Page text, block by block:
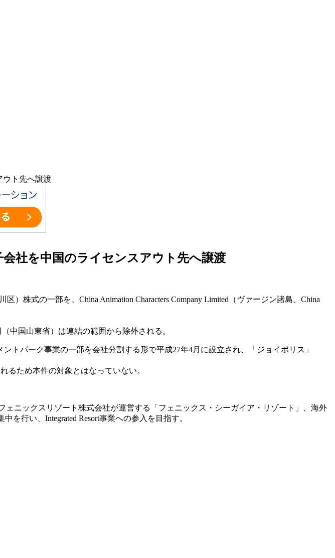
ウト先へ譲渡
社を中国のライセンスアウト先へ譲渡
株式の一部を、China Animation Characters Company Limited（ヴァージン諸島、China
中国山東省）は連結の範囲から除外される。
トパーク事業の一部を会社分割する形で平成27年4月に設立され、「ジョイポリス」
るため本件の対象とはなっていない。
ニックスリゾート株式会社が運営する「フェニックス・シーガイア・リゾート」、海外
を行い、Integrated Resort事業への参入を目指す。